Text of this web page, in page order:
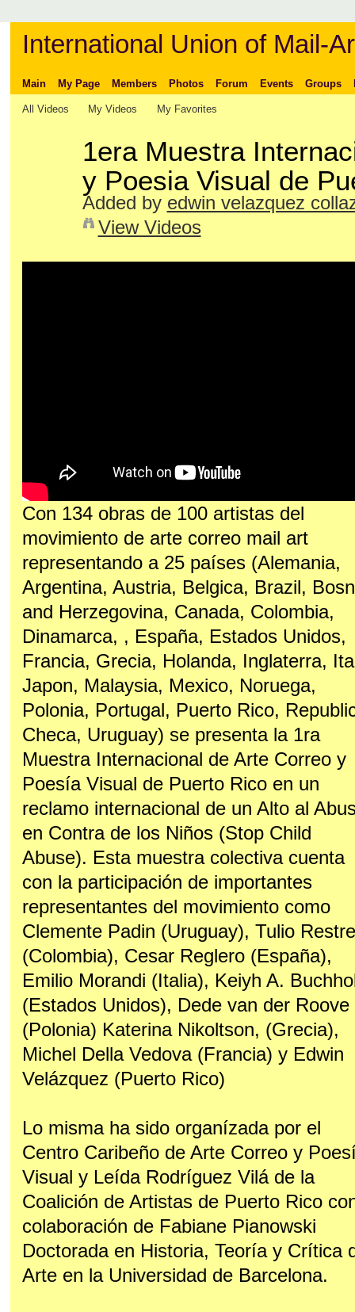
International Union of Mail-
Main My Page Members Photos Forum Events Groups
All Videos My Videos My Favorites
1era Muestra
y Poesia Visual de
Added by edwin velazquez
View Videos
Con 134 obras de 100 artistas del
movimiento de arte correo mail art
representando a 25 países (Alemania,
Argentina, Austria, Belgica, Brazil,
and Herzegovina, Canada, Colombia,
Dinamarca, , España, Estados Unidos,
Francia, Grecia, Holanda, Inglaterra,
Japon, Malaysia, Mexico, Noruega,
Polonia, Portugal, Puerto Rico,
Checa, Uruguay) se presenta la 1ra
Muestra Internacional de Arte Correo y
Poesía Visual de Puerto Rico en un
reclamo internacional de un Alto al
en Contra de los Niños (Stop Child
Abuse). Esta muestra colectiva cuenta
con la participación de importantes
representantes del movimiento como
Clemente Padin (Uruguay), Tulio
(Colombia), Cesar Reglero (España),
Emilio Morandi (Italia), Keiyh A.
(Estados Unidos), Dede van der Roove
(Polonia) Katerina Nikoltson, (Grecia),
Michel Della Vedova (Francia) y Edwin
Velázquez (Puerto Rico)
Lo misma ha sido organízada por el
Centro Caribeño de Arte Correo y
Visual y Leída Rodríguez Vilá de la
Coalición de Artistas de Puerto Rico
colaboración de Fabiane Pianowski
Doctorada en Historia, Teoría y Crítica
Arte en la Universidad de Barcelona.